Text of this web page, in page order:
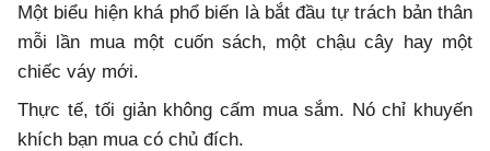
Một biểu hiện khá phổ biến là bắt đầu tự trách bản thân
mỗi lần mua một cuốn sách, một chậu cây hay một
chiếc váy mới.
Thực tế, tối giản không cấm mua sắm. Nó chỉ khuyến
khích bạn mua có chủ đích.